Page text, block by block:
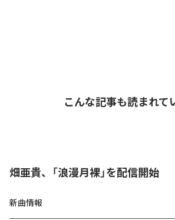
こんな記事も読まれて
畑亜貴、「浪漫月裸」を配信開始
新曲情報